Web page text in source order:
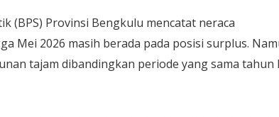
(BPS) Provinsi Bengkulu mencatat neraca
Mei 2026 masih berada pada posisi surplus.
tajam dibandingkan periode yang sama tahun